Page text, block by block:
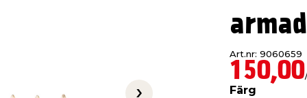
Art.nr: 9060659
150,00
Färg